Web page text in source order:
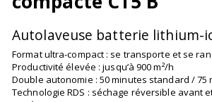
Autolaveuse batterie lithium-
Format ultra-compact : se transporte et se
Productivité élevée : jusqu’à 900 m²/h
Double autonomie : 50 minutes standard / 75
Technologie RDS : séchage réversible avant